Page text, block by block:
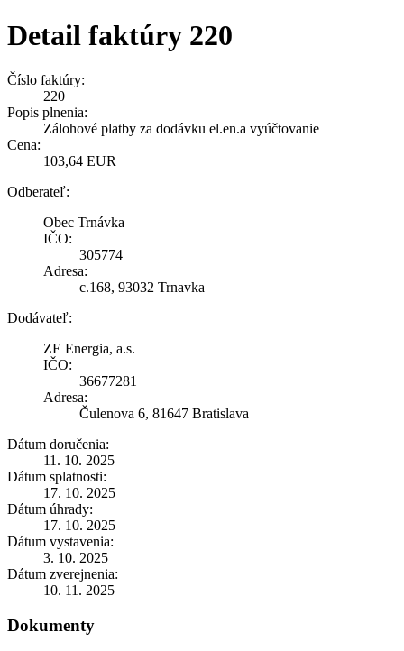
Detail faktúry 220
Číslo faktúry:
220
Popis plnenia:
Zálohové platby za dodávku el.en.a vyúčtovanie
Cena:
103,64 EUR
Odberateľ:
Obec Trnávka
IČO:
305774
Adresa:
c.168, 93032 Trnavka
Dodávateľ:
ZE Energia, a.s.
IČO:
36677281
Adresa:
Čulenova 6, 81647 Bratislava
Dátum doručenia:
11. 10. 2025
Dátum splatnosti:
17. 10. 2025
Dátum úhrady:
17. 10. 2025
Dátum vystavenia:
3. 10. 2025
Dátum zverejnenia:
10. 11. 2025
Dokumenty